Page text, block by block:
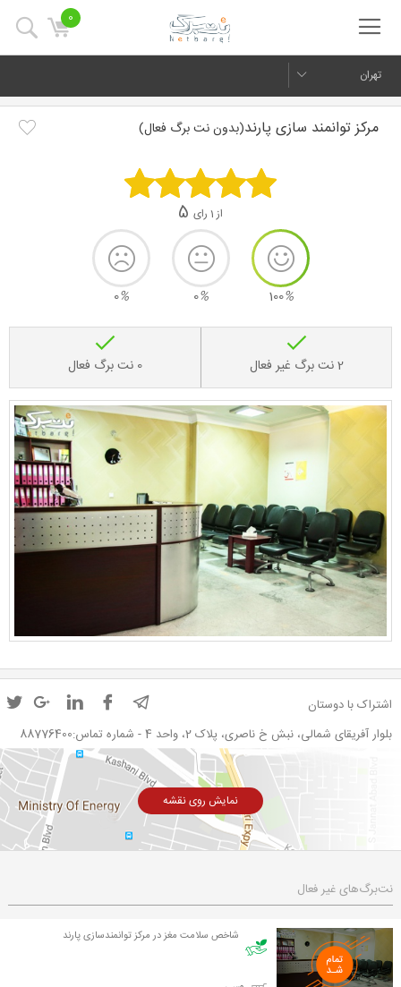
0
تهران
مرکز توانمند سازی پارند(بدون نت برگ فعال)
از 1 رای 5
100%
0%
0%
2 نت برگ غیر فعال 0 نت برگ فعال
اشتراک با دوستان
بلوار آفریقای شمالی، نبش خ ناصری، پلاک 2، واحد 4 - شماره تماس:88776400
نمایش روی نقشه
نت‌برگ‌های غیر فعال
شاخص سلامت مغز در مرکز توانمندسازی پارند